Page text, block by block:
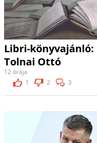
Libri-könyvajánló:
Tolnai Ottó
12 órája
1
2 3